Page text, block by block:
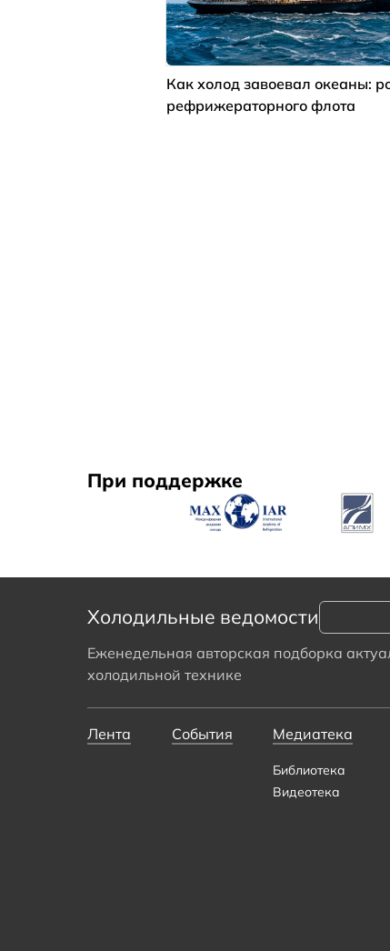
Как холод завоевал океаны:
рефрижераторного флота
При поддержке
Холодильные ведомости
Еженедельная авторская подборка
холодильной технике
Лента События Медиатека
Библиотека
Видеотека